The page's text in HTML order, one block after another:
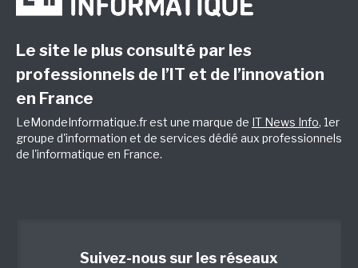
Le site le plus consulté par les
professionnels de l’IT et de l’innovation
en France
LeMondeInformatique.fr est une marque de IT News Info, 1er
groupe d'information et de services dédié aux professionnels
de l'informatique en France.
Suivez-nous sur les réseaux